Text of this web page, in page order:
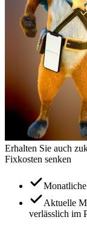
Erhalten Sie auch
Fixkosten senken
Aktuelle
verlässlich im